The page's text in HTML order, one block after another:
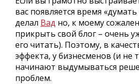
вас появляется время
делал Вад но, к моему
прикрыть свой блог – очень
его читать). Поэтому, в
эффекта, у бизнесменов (и не
начинают выдумываться
проблем.